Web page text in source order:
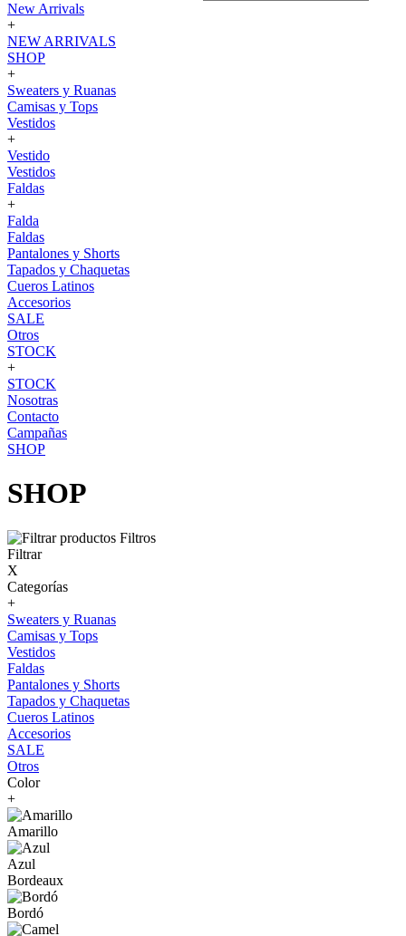
New Arrivals
+
NEW ARRIVALS
SHOP
+
Sweaters y Ruanas
Camisas y Tops
Vestidos
+
Vestido
Vestidos
Faldas
+
Falda
Faldas
Pantalones y Shorts
Tapados y Chaquetas
Cueros Latinos
Accesorios
SALE
Otros
STOCK
+
STOCK
Nosotras
Contacto
Campañas
SHOP
SHOP
Filtros
Filtrar
X
Categorías
+
Sweaters y Ruanas
Camisas y Tops
Vestidos
Faldas
Pantalones y Shorts
Tapados y Chaquetas
Cueros Latinos
Accesorios
SALE
Otros
Color
+
Amarillo
Azul
Bordeaux
Bordó